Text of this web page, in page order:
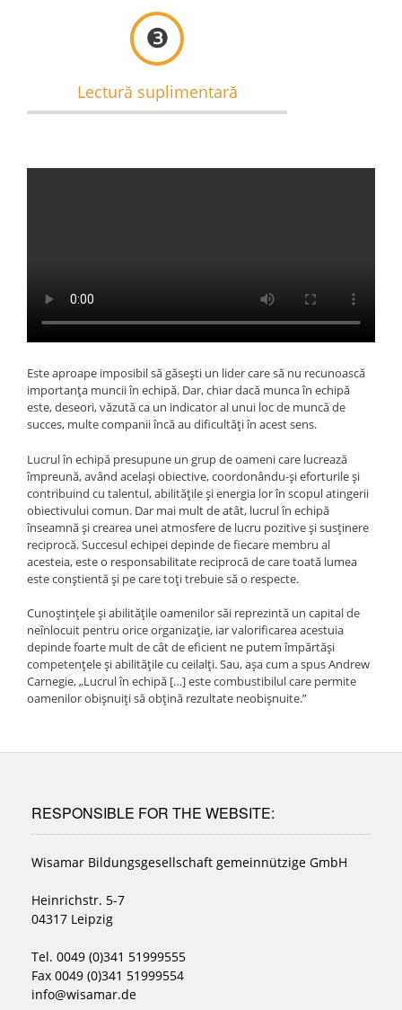
❸
Lectură suplimentară
Este aproape imposibil să găsești un lider care să nu recunoască
importanța muncii în echipă. Dar, chiar dacă munca în echipă
este, deseori, văzută ca un indicator al unui loc de muncă de
succes, multe companii încă au dificultăți în acest sens.
Lucrul în echipă presupune un grup de oameni care lucrează
împreună, având același obiective, coordonându-și eforturile și
contribuind cu talentul, abilitățile și energia lor în scopul atingerii
obiectivului comun. Dar mai mult de atât, lucrul în echipă
înseamnă și crearea unei atmosfere de lucru pozitive și susținere
reciprocă. Succesul echipei depinde de fiecare membru al
acesteia, este o responsabilitate reciprocă de care toată lumea
este conștientă și pe care toți trebuie să o respecte.
Cunoștințele și abilitățile oamenilor săi reprezintă un capital de
neînlocuit pentru orice organizație, iar valorificarea acestuia
depinde foarte mult de cât de eficient ne putem împărtăși
competențele și abilitățile cu ceilalți. Sau, așa cum a spus Andrew
Carnegie, „Lucrul în echipă […] este combustibilul care permite
oamenilor obișnuiți să obțină rezultate neobișnuite.”
RESPONSIBLE FOR THE WEBSITE:
Wisamar Bildungsgesellschaft gemeinnützige GmbH
Heinrichstr. 5-7
04317 Leipzig
Tel. 0049 (0)341 51999555
Fax 0049 (0)341 51999554
info@wisamar.de